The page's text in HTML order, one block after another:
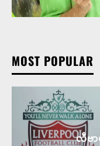
MOST POPULAR
လီဗာ